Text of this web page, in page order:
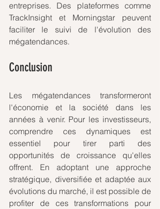
entreprises. Des plateformes comme
TrackInsight et Morningstar peuvent
faciliter le suivi de l'évolution des
mégatendances.
Conclusion
Les mégatendances transformeront
l'économie et la société dans les
années à venir. Pour les investisseurs,
comprendre ces dynamiques est
essentiel pour tirer parti des
opportunités de croissance qu'elles
offrent. En adoptant une approche
stratégique, diversifiée et adaptée aux
évolutions du marché, il est possible de
profiter de ces transformations pour